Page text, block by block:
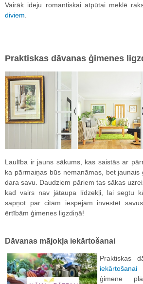
Vairāk ideju romantiskai atpūtai meklē
diviem
Praktiskas dāvanas ģimenes
Laulība ir jauns sākums, kas saistās ar
ka pārmaiņas būs nemanāmas, bet jaunais
dara savu. Daudziem pāriem tas sākas
kad vairs nav jātaupa līdzekļi, lai segtu
sapņot par citām iespējām investēt
ērtībām ģimenes ligzdiņā!
Dāvanas mājokļa iekārtošanai
Praktiskas
iekārtošanai
ģimene